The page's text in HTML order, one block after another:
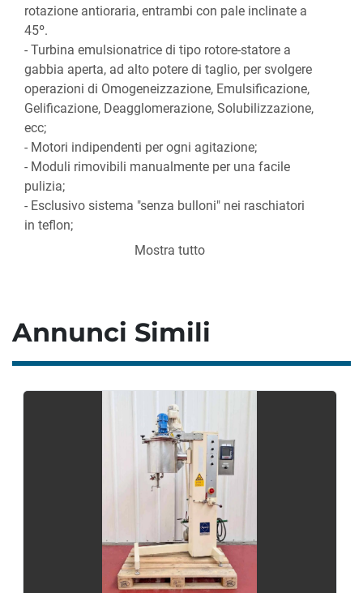
rotazione antioraria, entrambi con pale inclinate a
45º.
- Turbina emulsionatrice di tipo rotore-statore a
gabbia aperta, ad alto potere di taglio, per svolgere
operazioni di Omogeneizzazione, Emulsificazione,
Gelificazione, Deagglomerazione, Solubilizzazione,
ecc;
- Motori indipendenti per ogni agitazione;
- Moduli rimovibili manualmente per una facile
pulizia;
- Esclusivo sistema "senza bulloni" nei raschiatori
in teflon;
- Sistema idraulico per il sollevamento e la
VERSATO è progettato per lo sviluppo di nuovi
prodotti, oltre che per la produzione di piccoli lotti.
riprodotto con le apparecchiature VERSATO in
scala di produzione, principalmente attraverso alla
somiglianza geometrica, cinematica e dinamica.
Ideale per la produzione di creme e gel, ha tempi di
miscelazione ed emulsione molto brevi.
Mostra tutto
Annunci Simili